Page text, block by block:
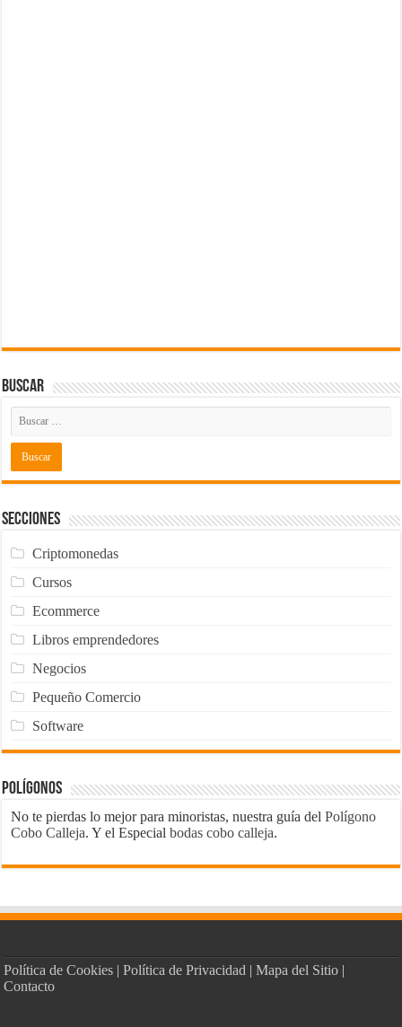
Buscar
Secciones
Criptomonedas
Cursos
Ecommerce
Libros emprendedores
Negocios
Pequeño Comercio
Software
Polígonos
No te pierdas lo mejor para minoristas, nuestra guía delPolígono
Cobo Calleja. Y el Especialbodas cobo calleja.
Política de Cookies |Política de Privacidad |Mapa del Sitio |
Contacto